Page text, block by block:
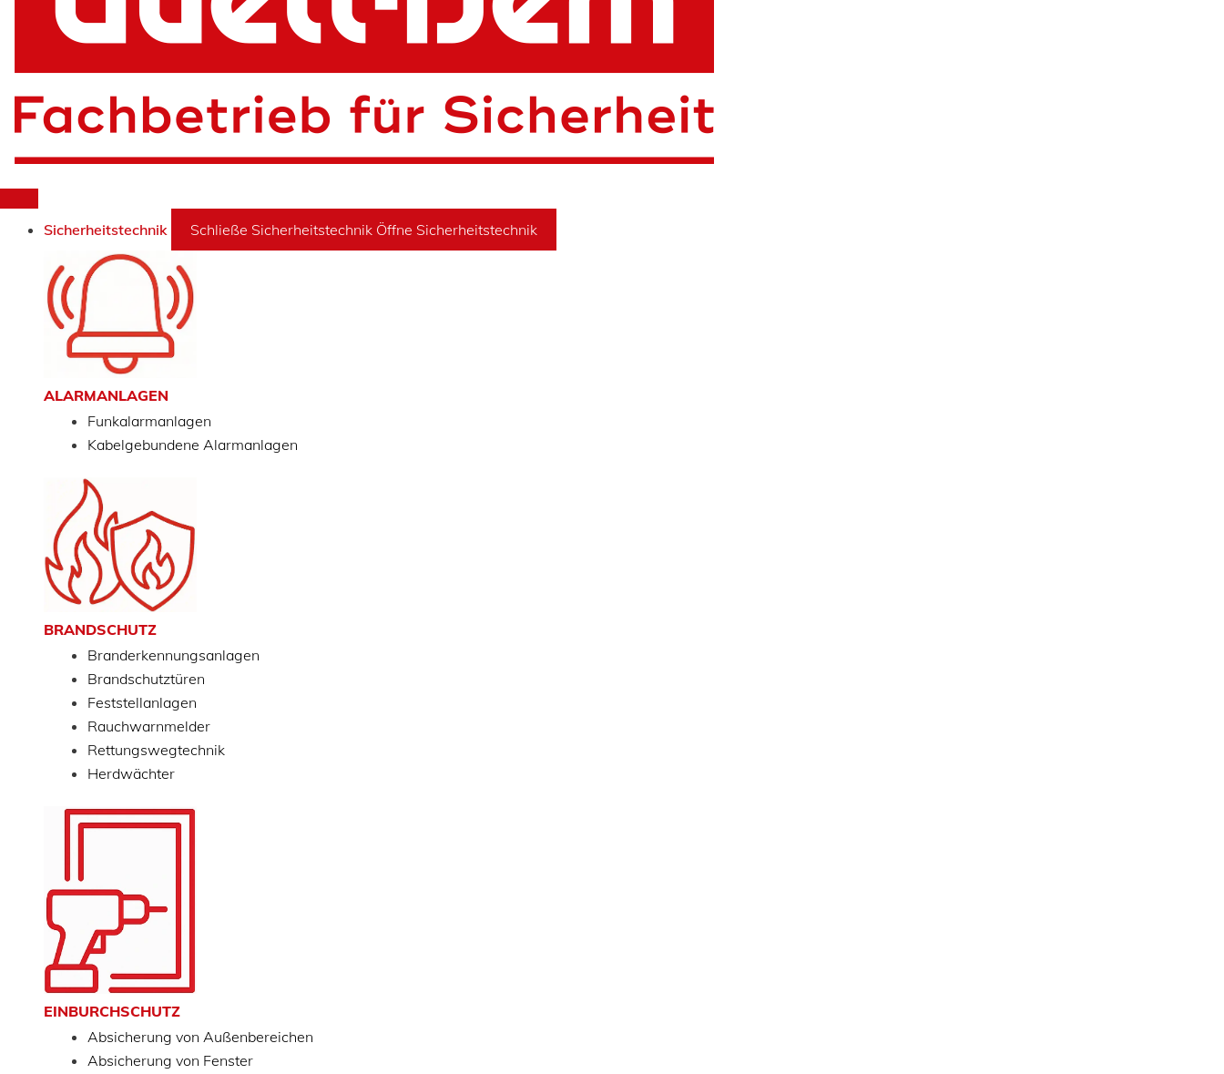
Sicherheitstechnik Schließe Sicherheitstechnik Öffne Sicherheitstechnik
ALARMANLAGEN
Funkalarmanlagen
Kabelgebundene Alarmanlagen
BRANDSCHUTZ
Branderkennungsanlagen
Brandschutztüren
Feststellanlagen
Rauchwarnmelder
Rettungswegtechnik
Herdwächter
EINBURCHSCHUTZ
Absicherung von Außenbereichen
Absicherung von Fenster